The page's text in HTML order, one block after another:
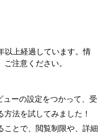
以上経過しています。情
注意ください。
ーの設定をつかって、受
法を試してみました！
ことで、閲覧制限や、詳細